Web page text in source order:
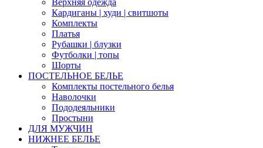
Верхняя одежда
Кардиганы | худи | свитшоты
Комплекты
Платья
Рубашки | блузки
Футболки | топы
Шорты
ПОСТЕЛЬНОЕ БЕЛЬЕ
Комплекты постельного белья
Наволочки
Пододеяльники
Простыни
ДЛЯ МУЖЧИН
НИЖНЕЕ БЕЛЬЕ